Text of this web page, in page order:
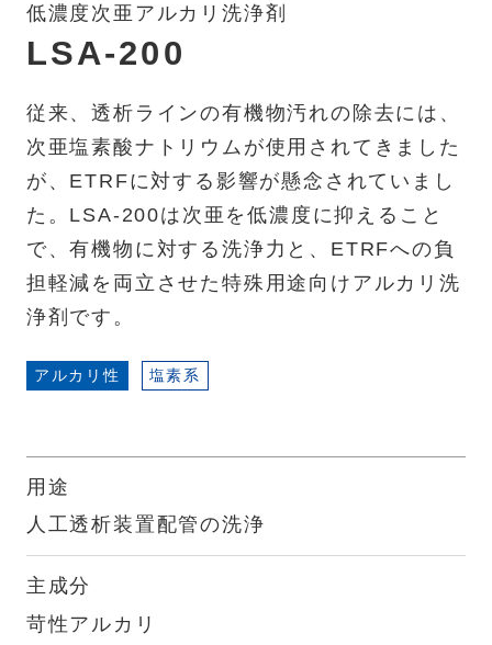
低濃度次亜アルカリ洗浄剤
LSA-200
従来、透析ラインの有機物汚れの除去には、
次亜塩素酸ナトリウムが使用されてきました
が、ETRFに対する影響が懸念されていまし
た。LSA-200は次亜を低濃度に抑えること
で、有機物に対する洗浄力と、ETRFへの負
担軽減を両立させた特殊用途向けアルカリ洗
浄剤です。
アルカリ性 塩素系
用途
人工透析装置配管の洗浄
主成分
苛性アルカリ